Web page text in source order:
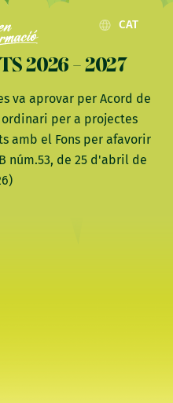
CAT
2026 - 2027
va aprovar per Acord de
ordinari per a projectes
amb el Fons per afavorir
núm.53, de 25 d'abril de